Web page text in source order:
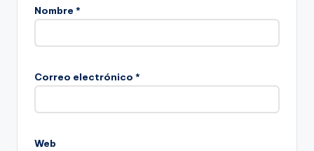
Nombre *
Correo electrónico *
Web